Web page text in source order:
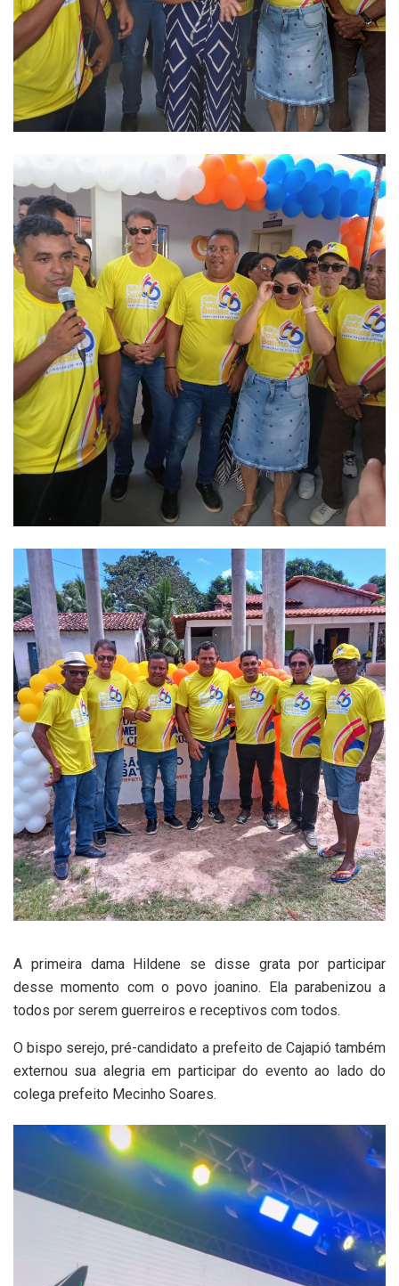
A primeira dama Hildene se disse grata por participar
desse momento com o povo joanino. Ela parabenizou a
todos por serem guerreiros e receptivos com todos.
O bispo serejo, pré-candidato a prefeito de Cajapió também
externou sua alegria em participar do evento ao lado do
colega prefeito Mecinho Soares.